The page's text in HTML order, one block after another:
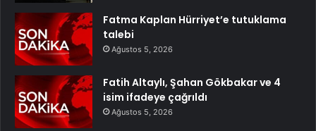
Fatma Kaplan Hürriyet’e tutuklama
talebi
Ağustos 5, 2026
Fatih Altaylı, Şahan Gökbakar ve 4
isim ifadeye çağrıldı
Ağustos 5, 2026